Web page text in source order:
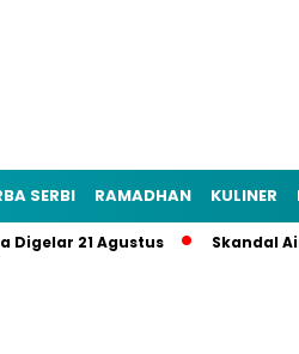
SERBI RAMADHAN KULINER
21 Agustus Skandal Air